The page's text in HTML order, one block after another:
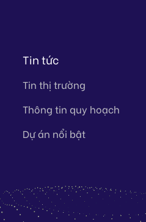
Tin tức
Tin thị trường
Thông tin quy hoạch
Dự án nổi bật